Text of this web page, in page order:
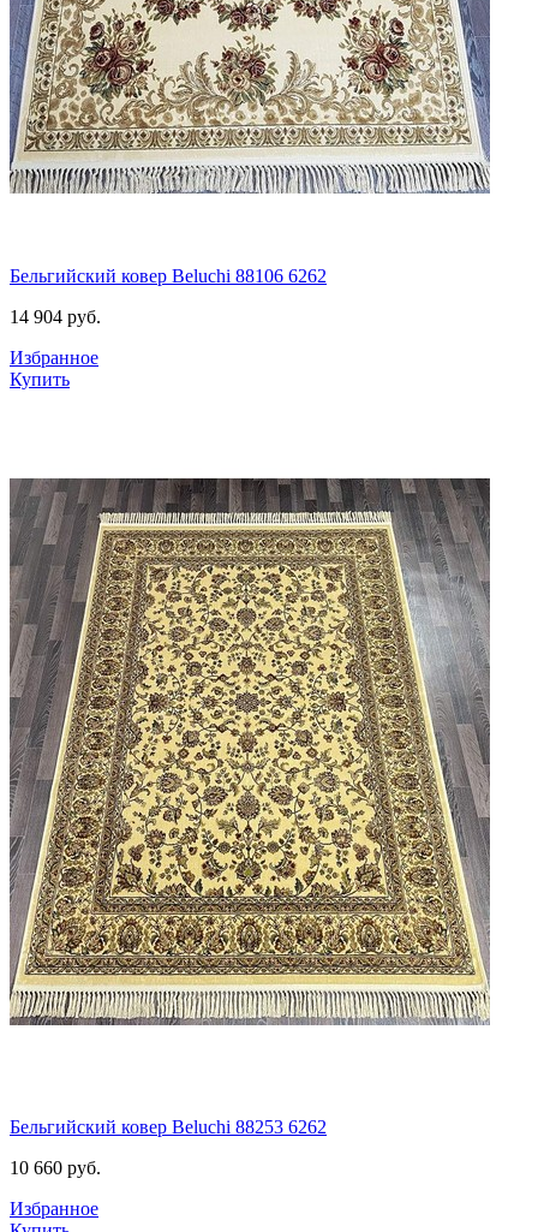
Бельгийский ковер Beluchi 88106 6262
14 904 руб.
Избранное
Купить
Бельгийский ковер Beluchi 88253 6262
10 660 руб.
Избранное